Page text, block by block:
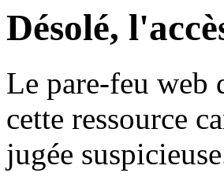
Désolé,
Le pare-feu web
cette ressource
jugée